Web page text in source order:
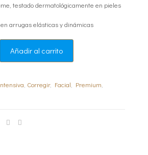
testado dermatológicamente en pieles
arrugas elásticas y dinámicas
Añadir al carrito
Corregir, Facial Premium